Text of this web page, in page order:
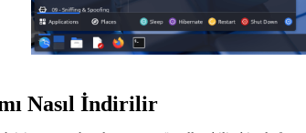
Nasıl İndirilir